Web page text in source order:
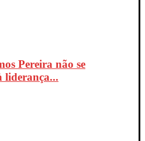
Pereira não se
liderança...